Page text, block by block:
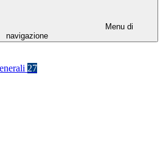
Menu di
navigazione
27